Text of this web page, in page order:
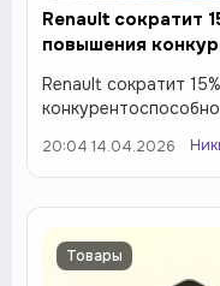
Renault сократит
повышения
Renault сократит
20:04 14.04.2026
Товары